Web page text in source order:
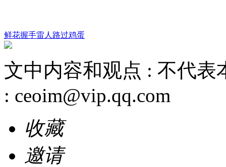
鲜花握手雷人 路过鸡蛋
文中内容和观点 : 不代表
: ceoim@vip.qq.com
收藏
邀请